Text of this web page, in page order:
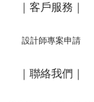
｜客戶服務｜
設計師專案申請
｜聯絡我們｜